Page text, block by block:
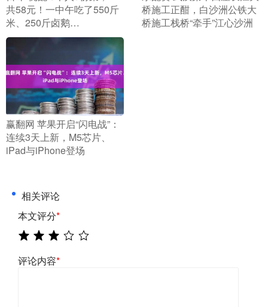
共58元！一中午吃了550斤
米、250斤卤鹅…
桥施工正酣，白沙洲公铁大
桥施工栈桥“牵手”江心沙洲
​赢翻网 苹果开启“闪电战”：
连续3天上新，M5芯片、
iPad与iPhone登场
相关评论
本文评分*
评论内容*